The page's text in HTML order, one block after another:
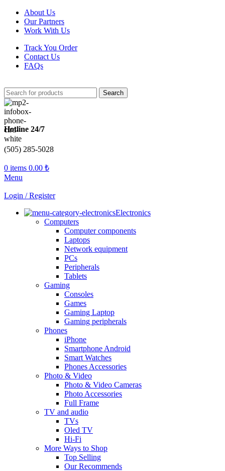
About Us
Our Partners
Work With Us
Track You Order
Contact Us
FAQs
Search
Hotline 24/7
(505) 285-5028
0 items 0.00 ₺
Menu
Login / Register
Electronics
Computers
Computer components
Laptops
Network equipment
PCs
Peripherals
Tablets
Gaming
Consoles
Games
Gaming Laptop
Gaming peripherals
Phones
iPhone
Smartphone Android
Smart Watches
Phones Accessories
Photo & Video
Photo & Video Cameras
Photo Accessories
Full Frame
TV and audio
TVs
Oled TV
Hi-Fi
More Ways to Shop
Top Selling
Our Recommends